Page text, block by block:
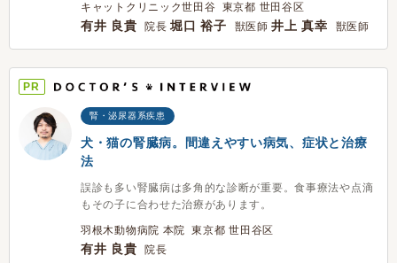
キャットクリニック世田谷 東京都 世田谷区
有井 良貴 院長堀口 裕子 獣医師井上 真幸 獣医師
PR
腎・泌尿器系疾患
犬・猫の腎臓病。間違えやすい病気、症状と治療
法
誤診も多い腎臓病は多角的な診断が重要。食事療法や点滴
もその子に合わせた治療があります。
羽根木動物病院 本院 東京都 世田谷区
有井 良貴 院長